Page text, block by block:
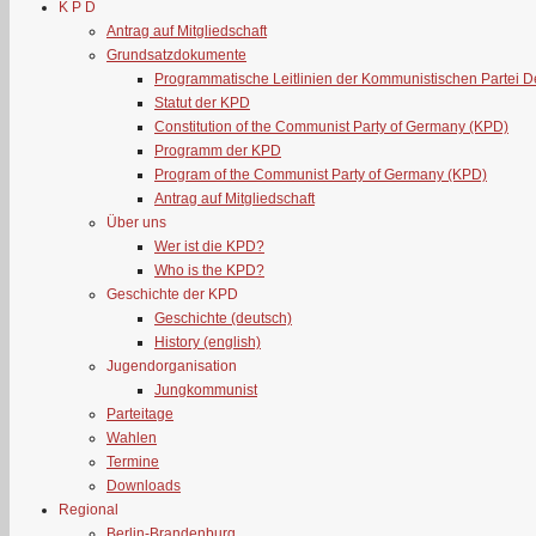
K P D
Antrag auf Mitgliedschaft
Grundsatzdokumente
Programmatische Leitlinien der Kommunistischen Partei
Statut der KPD
Constitution of the Communist Party of Germany (KPD)
Programm der KPD
Program of the Communist Party of Germany (KPD)
Antrag auf Mitgliedschaft
Über uns
Wer ist die KPD?
Who is the KPD?
Geschichte der KPD
Geschichte (deutsch)
History (english)
Jugendorganisation
Jungkommunist
Parteitage
Wahlen
Termine
Downloads
Regional